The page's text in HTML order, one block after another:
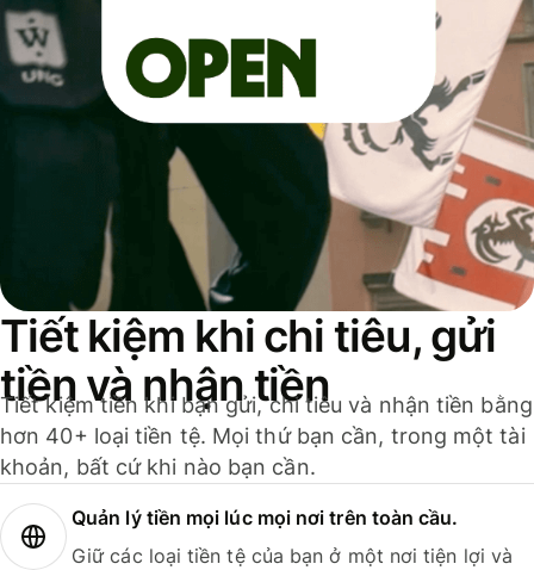
Tiết kiệm khi chi tiêu, gửi
tiền và nhận tiền
Tiết kiệm tiền khi bạn gửi, chi tiêu và nhận tiền bằng
hơn 40+ loại tiền tệ. Mọi thứ bạn cần, trong một tài
khoản, bất cứ khi nào bạn cần.
Quản lý tiền mọi lúc mọi nơi trên toàn cầu.
Giữ các loại tiền tệ của bạn ở một nơi tiện lợi và